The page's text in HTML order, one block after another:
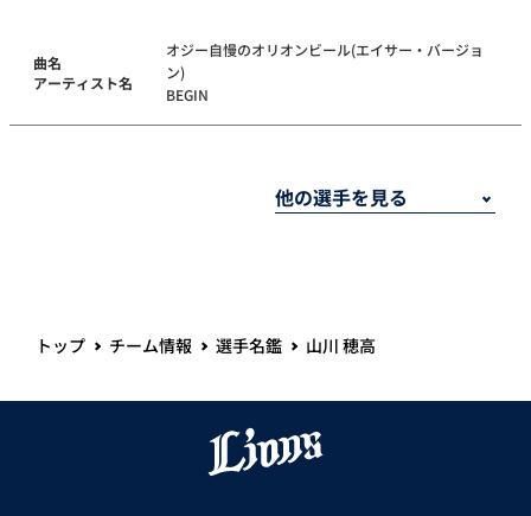
曲名
アーティスト名
オジー自慢のオリオンビール(エイサー・バージョ
ン)
BEGIN
トップ チーム情報 選手名鑑 山川 穂高